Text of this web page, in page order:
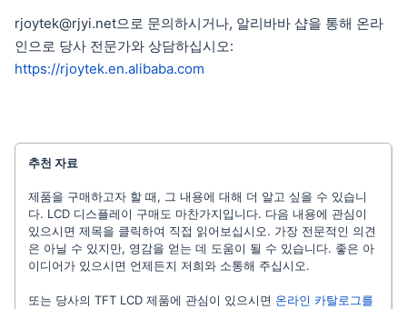
rjoytek@rjyi.net으로 문의하시거나, 알리바바 샵을 통해 온라
인으로 당사 전문가와 상담하십시오:
https://rjoytek.en.alibaba.com
추천 자료
제품을 구매하고자 할 때, 그 내용에 대해 더 알고 싶을 수 있습니
다. LCD 디스플레이 구매도 마찬가지입니다. 다음 내용에 관심이
있으시면 제목을 클릭하여 직접 읽어보십시오. 가장 전문적인 의견
은 아닐 수 있지만, 영감을 얻는 데 도움이 될 수 있습니다. 좋은 아
이디어가 있으시면 언제든지 저희와 소통해 주십시오.
또는 당사의 TFT LCD 제품에 관심이 있으시면 온라인 카탈로그를